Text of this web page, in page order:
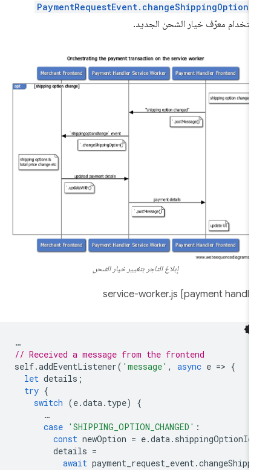
معرّف خيار الشحن الجديد.
إبلاغ التاجر بتغيير خيار الشحن
// Received a message from the frontend
self.addEventListener('message', async e =
let details
try
switch (e.data.type
case 'SHIPPING_OPTION_CHANGED'
const newOption = e.data.shippingOptionId
details
await payment_request_event.